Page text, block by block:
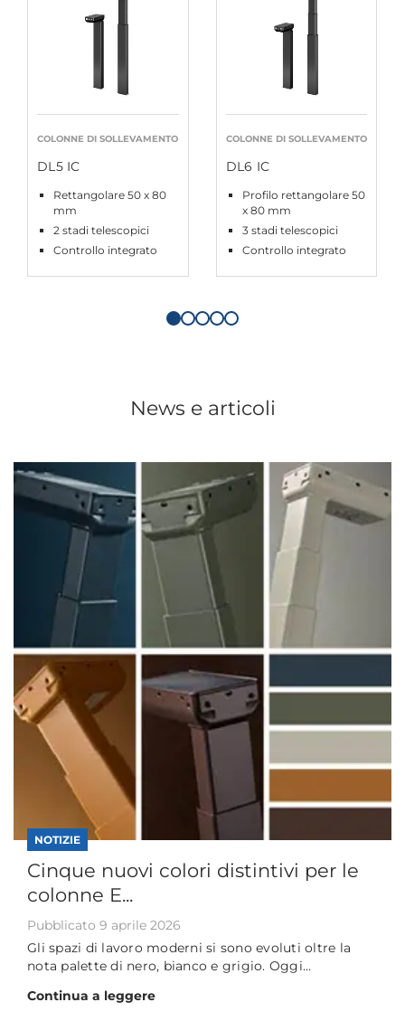
COLONNE DI SOLLEVAMENTO
DL5 IC
Rettangolare 50 x 80
mm
2 stadi telescopici
Controllo integrato
COLONNE DI SOLLEVAMENTO
DL6 IC
Profilo rettangolare 50
x 80 mm
3 stadi telescopici
Controllo integrato
News e articoli
NOTIZIE
Cinque nuovi colori distintivi per le
colonne E...
Pubblicato 9 aprile 2026
Gli spazi di lavoro moderni si sono evoluti oltre la
nota palette di nero, bianco e grigio. Oggi...
Continua a leggere